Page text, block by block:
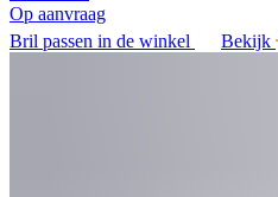
Op aanvraag
Bril passen in de winkel
Bekijk